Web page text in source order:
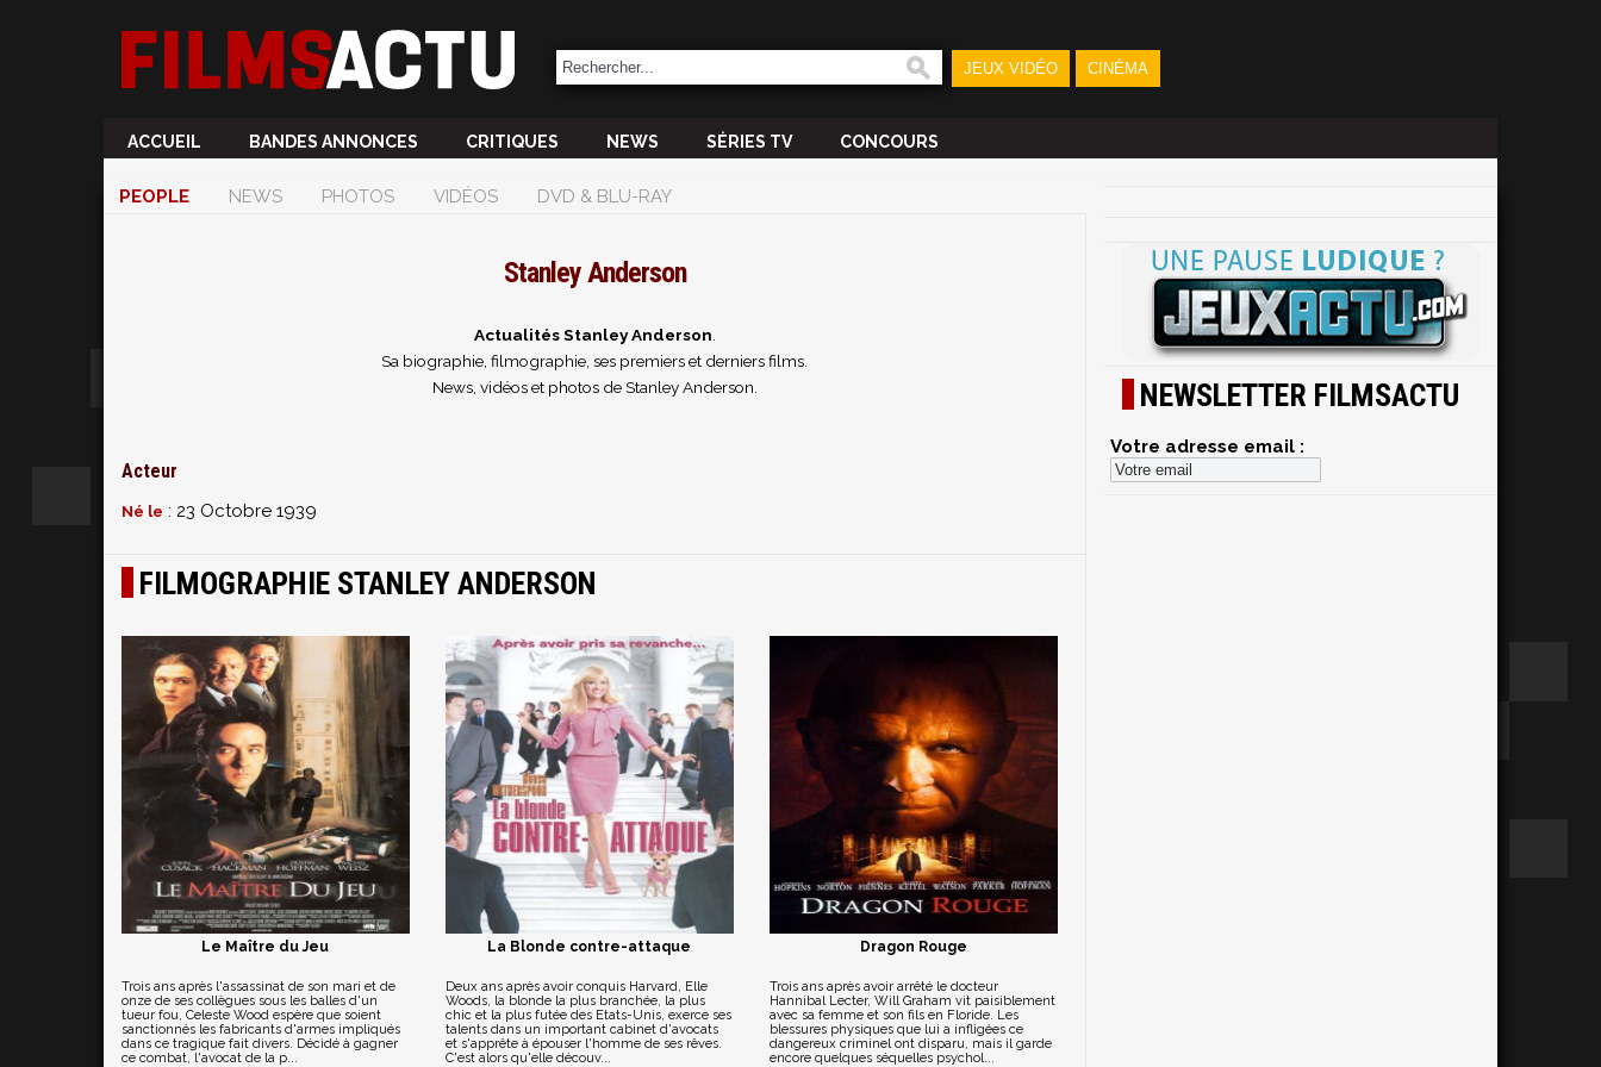
JEUX VIDÉO CINÉMA
ACCUEIL BANDES ANNONCES CRITIQUES NEWS SÉRIES TV CONCOURS
PEOPLE NEWS PHOTOS VIDÉOS DVD & BLU-RAY
Stanley Anderson
Actualités Stanley Anderson
Sa biographie, filmographie, ses premiers et derniers films.
News, vidéos et photos de Stanley Anderson.
Acteur
Né le : 23 Octobre 1939
FILMOGRAPHIE STANLEY ANDERSON
Le Maître du Jeu
Trois ans après l'assassinat de son mari et de
onze de ses collègues sous les balles d'un
tueur fou, Celeste Wood espère que soient
sanctionnés les fabricants d'armes impliqués
dans ce tragique fait divers. Décidé à gagner
ce combat, l'avocat de la p...
La Blonde contre-attaque
Deux ans après avoir conquis Harvard, Elle
Woods, la blonde la plus branchée, la plus
chic et la plus futée des Etats-Unis, exerce ses
talents dans un important cabinet d'avocats
et s'apprête à épouser l'homme de ses rêves.
C'est alors qu'elle découv...
Dragon Rouge
Trois ans après avoir arrêté le docteur
Hannibal Lecter, Will Graham vit paisiblement
avec sa femme et son fils en Floride. Les
blessures physiques que lui a infligées ce
dangereux criminel ont disparu, mais il garde
encore quelques séquelles psychol...
NEWSLETTER FILMSACTU
Votre adresse email :